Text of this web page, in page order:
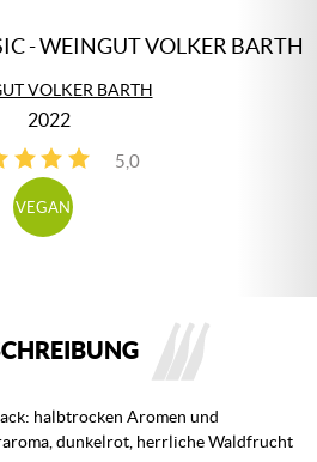
- WEINGUT VOLKER BARTH
VOLKER BARTH
2022
5,0
1
VEGAN
halbtrocken Aromen und
dunkelrot, herrliche Waldfrucht